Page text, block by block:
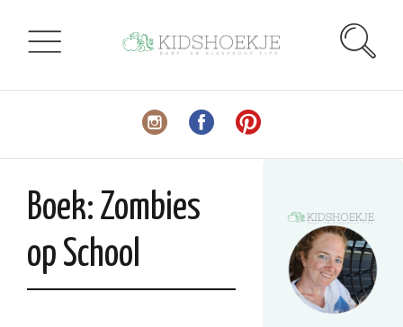
Boek: Zombies
op School